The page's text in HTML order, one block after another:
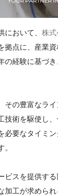
において、 株式
拠点に、産業
の経験に基づ
その豊富なラ
技術を駆使し
必要なタイミ
ビスを提供す
加工が求めら